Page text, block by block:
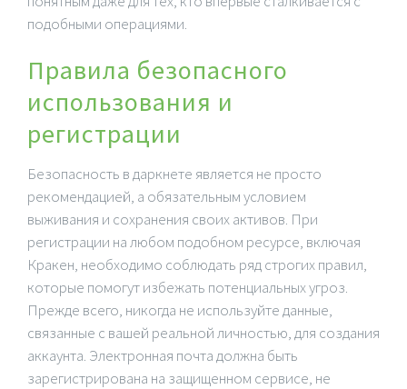
подобными операциями.
Правила безопасного
использования и
регистрации
Безопасность в даркнете является не просто
рекомендацией, а обязательным условием
выживания и сохранения своих активов. При
регистрации на любом подобном ресурсе, включая
Кракен, необходимо соблюдать ряд строгих правил,
которые помогут избежать потенциальных угроз.
Прежде всего, никогда не используйте данные,
связанные с вашей реальной личностью, для создания
аккаунта. Электронная почта должна быть
зарегистрирована на защищенном сервисе, не